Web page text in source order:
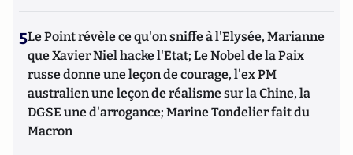
5Le Point révèle ce qu'on sniffe à l'Elysée, Marianne
que Xavier Niel hacke l'Etat; Le Nobel de la Paix
russe donne une leçon de courage, l'ex PM
australien une leçon de réalisme sur la Chine, la
DGSE une d'arrogance; Marine Tondelier fait du
Macron